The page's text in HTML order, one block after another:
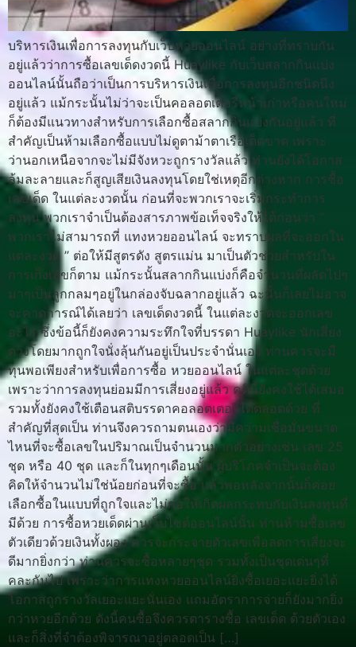
บริหารเงินเพื่อการลงทุนกับเว็บหวยออนไลน์ อย่างที่ทราบกัน
อยู่แล้วว่าการซื้อเลขเด็ดงวดนี้ Huaylike กับเว็บสลากกินแบ่ง
ออนไลน์นั้นถือว่าเป็นการบริหารเงินเพื่อการลงทุนอีกชนิดนึง
อยู่แล้ว แม้กระนั้นไม่ว่าจะเป็นคอลอตเตอรี่หน้าเก่าหรือคนใหม่
ก็ต้องมีแนวทางสำหรับการเลือกซื้อสลากกินแบ่งกันอยู่แล้ว ที่
สำคัญเป็นห้ามเลือกซื้อแบบไม่ดูตาม้าตาเรือเด็ดขาด เพราะ
ว่านอกเหนือจากจะไม่มีจังหวะถูกรางวัลแล้ว ท่านยังได้โอกาส
ล้มละลายและก็สูญเสียเงินลงทุนโดยใช่เหตุอีกต่างหาก การซื้อ
เลขเด็ด ในแต่ละงวดนั้น ก่อนที่จะพวกเราจะเริ่มกระทำการ
ลงทุน พวกเราจำเป็นต้องสารภาพข้อเท็จจริงให้ได้ก่อนว่า “
พวกเราไม่สามารถที่ แทงหวยออนไลน์ จะทราบผลที่จะออกใน
แต่ละงวด ” ต่อให้มีสูตรดัง สูตรแม่น มาเป็นตัวช่วยสำหรับใน
การเก็งเลขก็ตาม แม้กระนั้นสลากกินแบ่งก็คือจำนวนที่ผลัดไปๆ
มาๆเป็นลูกกลมๆอยู่ในกล่องจับฉลากอยู่แล้ว ฉะนั้นก็เลยไม่อาจ
จะคาดการณ์ได้เลยว่า เลขเด็ดงวดนี้ ในแต่ละงวดจะออกเลข
อะไร ซึ่งข้อนี้ก็ยังคงความระทึกใจที่บรรดา Huaylike นักเสี่ยง
ดวงโดยมากถูกใจนั่งลุ้นกันอยู่เป็นประจำนั่นเอง ท่านควรจะมี
ทุนพอเพียงสำหรับเพื่อการซื้อ หวยออนไลน์ ในแต่ละชุดด้วย
เพราะว่าการลงทุนย่อมมีการเสี่ยงอยู่แล้ว คตินี้ยังคงใช้ได้เสมอ
รวมทั้งยังคงใช้เตือนสติบรรดาคอลอตเตอรี่ได้ตลอดด้วย ที่
สำคัญที่สุดเป็น ท่านจึงควรถามตนเองว่ามีความเชื่อมั่นขนาด
ไหนที่จะซื้อเลขในปริมาณเป็นจำนวนมากตัวอย่างเช่น เลข 25
ชุด หรือ 40 ชุด และก็ในทุกๆเดือนนั้น ผู้บริโภคจำเป็นจะต้อง
คิดให้จำนวนไม่ใช่น้อยก่อนที่จะซื้อ แล้วพอหลังจากนั้นก็ค่อย
เลือกซื้อในแบบที่ถูกใจและไม่ก่อให้เกิดผลกระทบกับเงินลงทุนที่
มีด้วย การซื้อหวยเด็ดผ่านเว็บไซต์ออนไลน์นั้น ท่านห้ามซื้อเลข
ตัวเดียวด้วยเงินทั้งผอง ควรจะกระจายตัวเลขเพื่อลดการเสี่ยงจะ
ดีมากยิ่งกว่า ท่านควรจะซื้อหลายๆชุด รวมทั้งเป็นชุดเด่นๆที่
คละกันไป เพราะว่าการแทงหวยออนไลน์ยิ่งซื้อเยอะแยะยิ่งได้
โอกาสถูกรางวัลเยอะแยะนั่นเอง แถมอัตราการจ่ายก็ยังมากยิ่ง
กว่าหวยอีกด้วย ดังนี้คนซื้อจึงควรตารางซื้อ เลขเด็ด ด้วยตัวเอง
และก็สิ่งที่จำต้องพิจารณาอยู่ตลอดเป็น […]